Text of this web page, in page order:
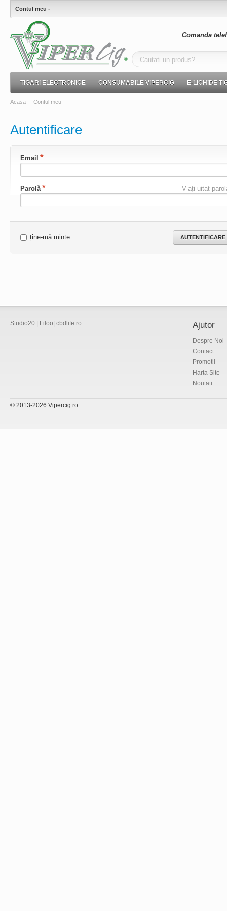
Contul meu -
Comanda
TIGARI ELECTRONICE CONSUMABILE VIPERCIG E-LICHIDE
Acasa Contul meu
Autentificare
Email
Parolă V-ați uitat
ține-mă minte
Studio20 Liloo cbdlife.ro Ajutor
Despre Noi
Contact
Promotii
Harta Site
Noutati
© 2013-2026 Vipercig.ro.